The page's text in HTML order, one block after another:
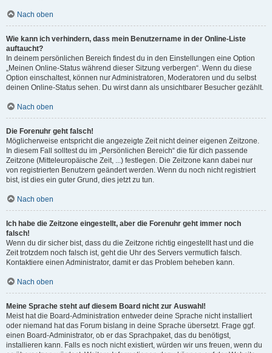
Nach oben
Wie kann ich verhindern, dass mein Benutzername in der Online-Liste
auftaucht?
In deinem persönlichen Bereich findest du in den Einstellungen eine Option
„Meinen Online-Status während dieser Sitzung verbergen“. Wenn du diese
Option einschaltest, können nur Administratoren, Moderatoren und du selbst
deinen Online-Status sehen. Du wirst dann als unsichtbarer Besucher gezählt.
Nach oben
Die Forenuhr geht falsch!
Möglicherweise entspricht die angezeigte Zeit nicht deiner eigenen Zeitzone.
In diesem Fall solltest du im „Persönlichen Bereich“ die für dich passende
Zeitzone (Mitteleuropäische Zeit, ...) festlegen. Die Zeitzone kann dabei nur
von registrierten Benutzern geändert werden. Wenn du noch nicht registriert
bist, ist dies ein guter Grund, dies jetzt zu tun.
Nach oben
Ich habe die Zeitzone eingestellt, aber die Forenuhr geht immer noch
falsch!
Wenn du dir sicher bist, dass du die Zeitzone richtig eingestellt hast und die
Zeit trotzdem noch falsch ist, geht die Uhr des Servers vermutlich falsch.
Kontaktiere einen Administrator, damit er das Problem beheben kann.
Nach oben
Meine Sprache steht auf diesem Board nicht zur Auswahl!
Meist hat die Board-Administration entweder deine Sprache nicht installiert
oder niemand hat das Forum bislang in deine Sprache übersetzt. Frage ggf.
einen Board-Administrator, ob er das Sprachpaket, das du benötigst,
installieren kann. Falls es noch nicht existiert, würden wir uns freuen, wenn du